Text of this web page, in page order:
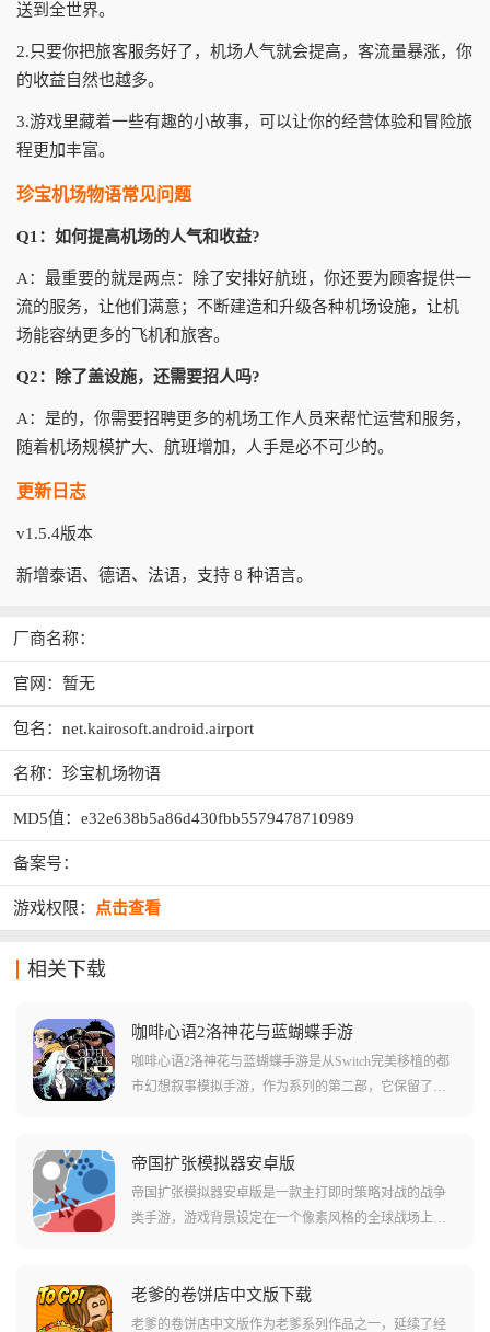
送到全世界。
2.只要你把旅客服务好了，机场人气就会提高，客流量暴涨，你
的收益自然也越多。
3.游戏里藏着一些有趣的小故事，可以让你的经营体验和冒险旅
程更加丰富。
珍宝机场物语常见问题
Q1：如何提高机场的人气和收益?
A：最重要的就是两点：除了安排好航班，你还要为顾客提供一
流的服务，让他们满意；不断建造和升级各种机场设施，让机
场能容纳更多的飞机和旅客。
Q2：除了盖设施，还需要招人吗?
A：是的，你需要招聘更多的机场工作人员来帮忙运营和服务，
随着机场规模扩大、航班增加，人手是必不可少的。
更新日志
v1.5.4版本
新增泰语、德语、法语，支持 8 种语言。
厂商名称：
官网：暂无
包名：net.kairosoft.android.airport
名称：珍宝机场物语
MD5值：e32e638b5a86d430fbb5579478710989
备案号：
游戏权限： 点击查看
相关下载
咖啡心语2洛神花与蓝蝴蝶手游
咖啡心语2洛神花与蓝蝴蝶手游是从Switch完美移植的都
市幻想叙事模拟手游，作为系列的第二部，它保留了前
咖啡师，除了经典的咖啡、红茶、绿茶，这次还引入了
全新的洛神花与蓝蝴蝶材料，为你带来更丰富的配方。
帝国扩张模拟器安卓版
帝国扩张模拟器安卓版是一款主打即时策略对战的战争
类手游，游戏背景设定在一个像素风格的全球战场上，
从容应对征服、军团、统治及剧本四大模式下的海量挑
战。
老爹的卷饼店中文版下载
老爹的卷饼店中文版作为老爹系列作品之一，延续了经